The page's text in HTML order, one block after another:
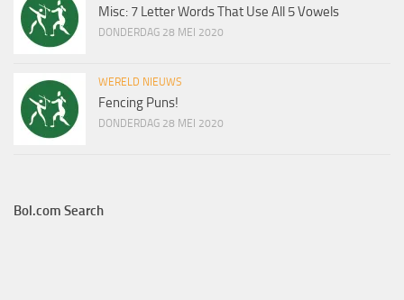
Misc: 7 Letter Words That Use All 5 Vowels
DONDERDAG 28 MEI 2020
WERELD NIEUWS
Fencing Puns!
DONDERDAG 28 MEI 2020
Bol.com Search